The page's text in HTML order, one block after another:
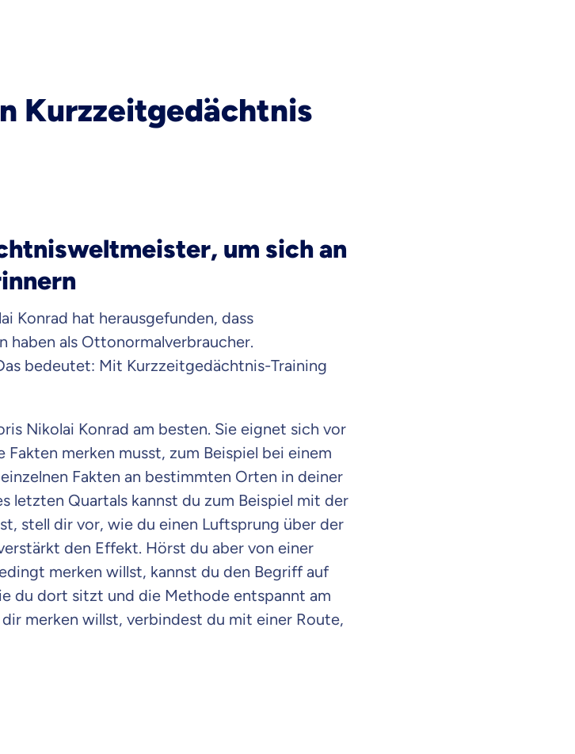
Kurzzeitgedächtnis
um sich an
Konrad hat herausgefunden, dass
haben als Ottonormalverbraucher.
bedeutet: Mit Kurzzeitgedächtnis-Training
Nikolai Konrad am besten. Sie eignet sich vor
Fakten merken musst, zum Beispiel bei einem
Fakten an bestimmten Orten in deiner
letzten Quartals kannst du zum Beispiel mit der
stell dir vor, wie du einen Luftsprung über der
den Effekt. Hörst du aber von einer
merken willst, kannst du den Begriff auf
du dort sitzt und die Methode entspannt am
merken willst, verbindest du mit einer Route,
Versicherung
Krankenhaus
Versicherung
zur Weiter zu deinen Informationen